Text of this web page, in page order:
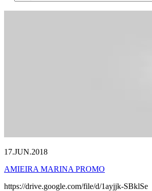
17.JUN.2018
AMIEIRA MARINA PROMO
https://drive.google.com/file/d/1ayjjk-SBklSe